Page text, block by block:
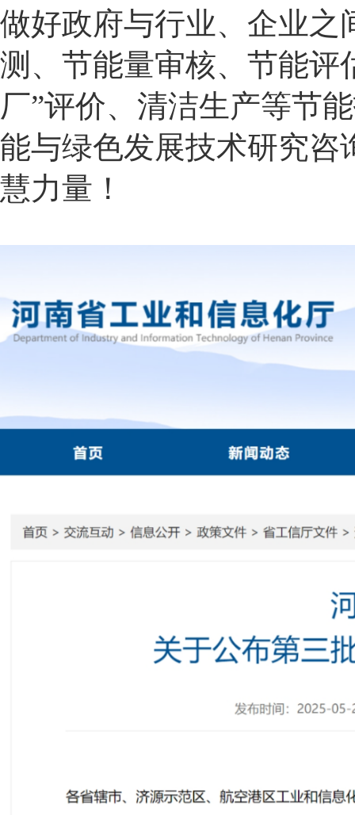
做好政府与行业、企业之
测、节能量审核、节能评
厂”评价、清洁生产等节
能与绿色发展技术研究咨
慧力量！